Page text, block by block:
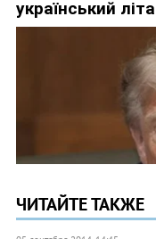
ЧИТАЙТЕ ТАКЖЕ